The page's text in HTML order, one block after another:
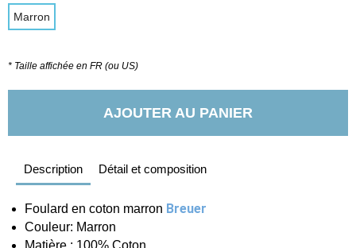
Marron
* Taille affichée en FR (ou US)
AJOUTER AU PANIER
Description Détail et composition
Foulard en coton marron Breuer
Couleur: Marron
Matière : 100% Coton